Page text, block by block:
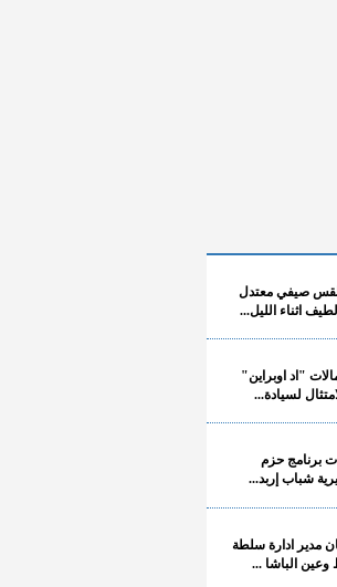
صيفي معتدل
اثناء الليل...
"اد اوبراين"
لسيادة...
برنامج حزم
شباب إربد...
مدير ادارة سلطة
وعين الباشا ...